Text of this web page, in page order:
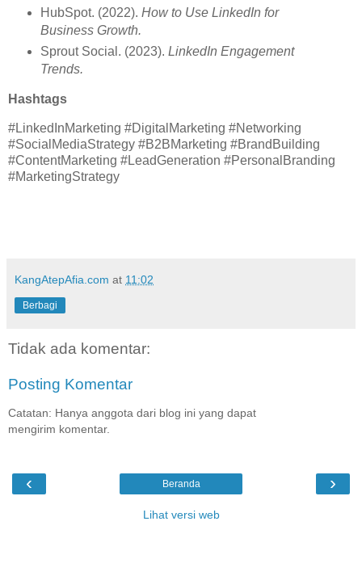
HubSpot. (2022). How to Use LinkedIn for
Business Growth.
Sprout Social. (2023). LinkedIn Engagement
Trends.
Hashtags
#LinkedInMarketing #DigitalMarketing #Networking
#SocialMediaStrategy #B2BMarketing #BrandBuilding
#ContentMarketing #LeadGeneration #PersonalBranding
#MarketingStrategy
KangAtepAfia.com at 11:02
Berbagi
Tidak ada komentar:
Posting Komentar
Catatan: Hanya anggota dari blog ini yang dapat
mengirim komentar.
‹ ›
Beranda
Lihat versi web